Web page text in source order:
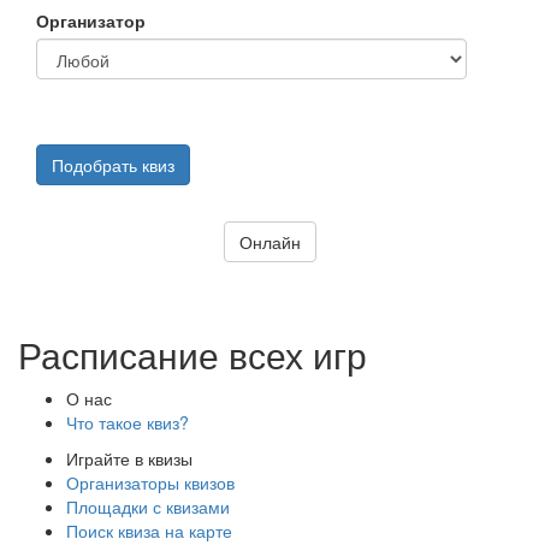
Организатор
Подобрать квиз
Онлайн
Расписание всех игр
О нас
Что такое квиз?
Играйте в квизы
Организаторы квизов
Площадки с квизами
Поиск квиза на карте